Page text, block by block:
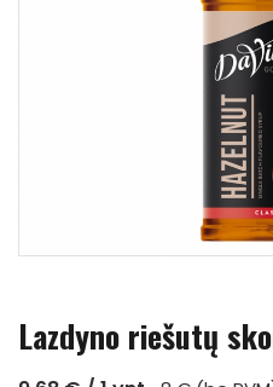
Lazdyno riešutų